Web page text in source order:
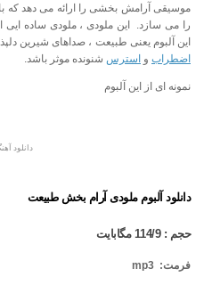
موسیقی آرامش بخشی را ارائه می دهد که
را می سازد. این ملودی ، ملودی ساده
این آلبوم یعنی طبیعت ، صداهای شیرین
اضطراب و استرس شنونده موثر باشد.
نمونه ای از این آلبوم
دانلود
دانلود آلبوم ملودی آرام بخش طبیعت
حجم :
114/9 مگابایت
فرمت: